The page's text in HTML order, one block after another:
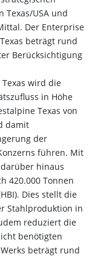
USA und
Der Enterprise
beträgt rund
Berücksichtigung
wird die
in Höhe
Texas von
damit
der
führen. Mit
hinaus
420.000 Tonnen
Dies stellt die
Stahlproduktion in
reduziert die
benötigten
beträgt rund